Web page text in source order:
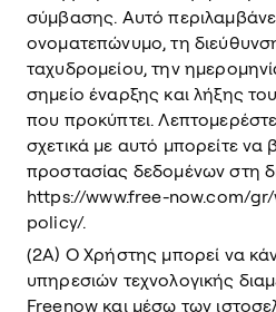
σύμβασης. Αυτό
ονοματεπώνυμο, τη
ταχυδρομείου, την
σημείο έναρξης και λήξης
που προκύπτει.
σχετικά με αυτό μπορείτε να
προστασίας δεδομένων στη
https://www.free-now.com/
policy/.
(2Α) Ο Χρήστης μπορεί να
υπηρεσιών τεχνολογικής
Freenow και μέσω των